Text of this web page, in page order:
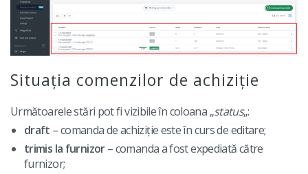
Situația comenzilor de achiziție
Următoarele stări pot fi vizibile în coloana „status„:
draft – comanda de achiziție este în curs de editare;
trimis la furnizor– comanda a fost expediată către
furnizor;